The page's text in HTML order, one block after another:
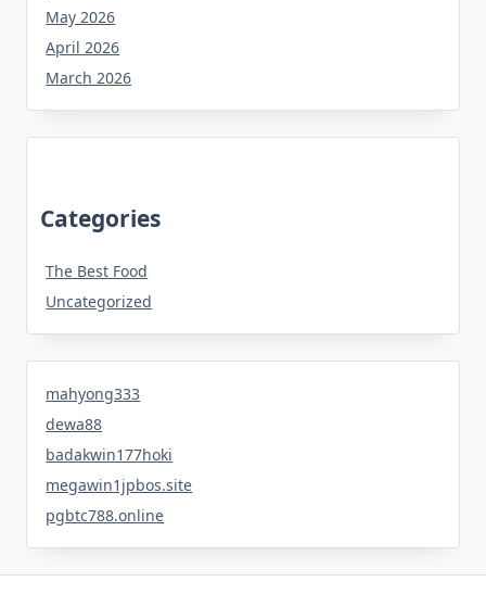
May 2026
April 2026
March 2026
Categories
The Best Food
Uncategorized
mahyong333
dewa88
badakwin177hoki
megawin1jpbos.site
pgbtc788.online